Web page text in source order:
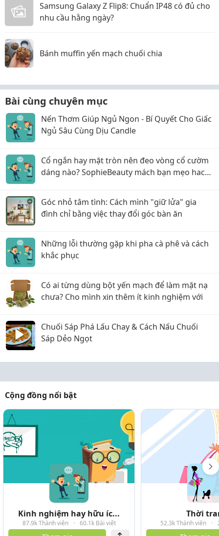
Samsung Galaxy Z Flip8: Chuẩn IP48 có đủ cho
nhu cầu hằng ngày?
Bánh muffin yến mạch chuối chia
Bài cùng chuyên mục
Nến Thơm Giúp Ngủ Ngon - Bí Quyết Cho Giấc
Ngủ Sâu Cùng Dịu Candle
Cổ ngắn hay mặt tròn nên đeo vòng cổ cườm
dáng nào? SophieBeauty mách bạn mẹo hack
Góc nhỏ tâm tình: Cách mình "giữ lửa" gia
đình chỉ bằng việc thay đổi góc bàn ăn
Những lỗi thường gặp khi pha cà phê và cách
khắc phục
Có ai từng dùng bột yến mạch để làm mặt nạ
chưa? Cho mình xin thêm ít kinh nghiệm với
Chuối Sáp Phá Lấu Chay & Cách Nấu Chuối
Sáp Dẻo Ngọt
Cộng đồng nổi bật
Kinh nghiệm hay hữu íc...
87.9k Thành viên · 60.1k Bài viết
Thời
52.3k Thành viên ·